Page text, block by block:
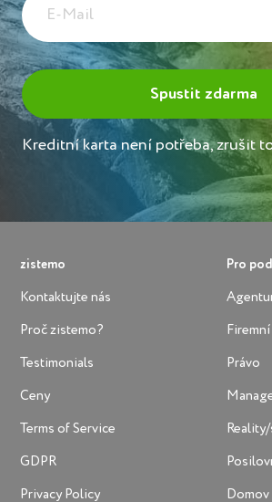
Kreditní karta není potřeba, zrušit
zistemo
Kontaktujte nás
Proč zistemo?
Testimonials
Ceny
Terms of Service
GDPR
Privacy Policy
Pro
Právo